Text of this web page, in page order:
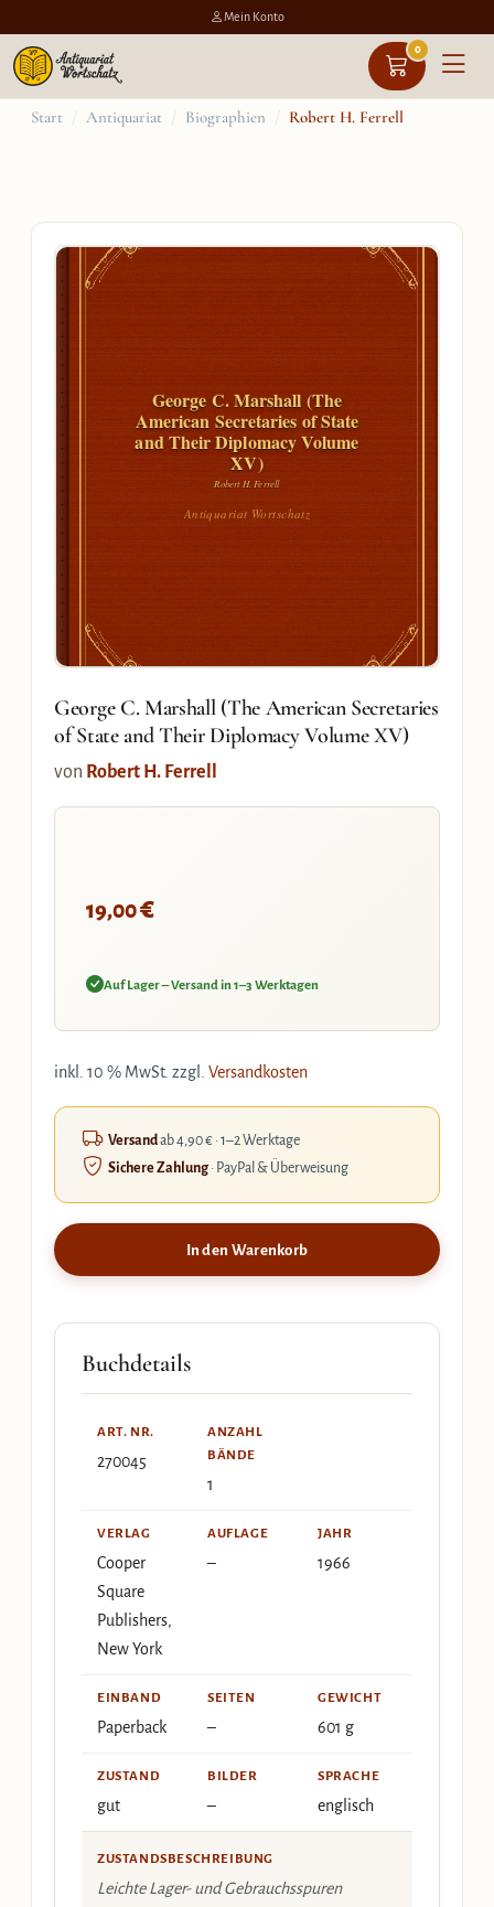
Mein Konto
0
ZumStart / Antiquariat / Biographien / Robert H. Ferrell
George C. Marshall (The
American Secretaries of State
and Their Diplomacy Volume
XV)
Robert H. Ferrell
Antiquariat Wortschatz
George C. Marshall (The American Secretaries
of State and Their Diplomacy Volume XV)
von Robert H. Ferrell
19,00€
Auf Lager – Versand in 1–3 Werktagen
inkl. 10 % MwSt. zzgl. Versandkosten
Versandab 4,90 € · 1–2 Werktage
Sichere Zahlung· PayPal & Überweisung
In den Warenkorb
Buchdetails
ART. NR.
270045
ANZAHL
BÄNDE
1
VERLAG
Cooper
Square
Publishers,
New York
AUFLAGE
–
JAHR
1966
EINBAND
Paperback
SEITEN
–
GEWICHT
601 g
ZUSTAND
gut
BILDER
–
SPRACHE
englisch
ZUSTANDSBESCHREIBUNG
Leichte Lager- und Gebrauchsspuren